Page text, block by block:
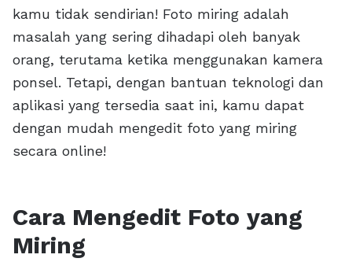
kamu tidak sendirian! Foto miring adalah
masalah yang sering dihadapi oleh banyak
orang, terutama ketika menggunakan kamera
ponsel. Tetapi, dengan bantuan teknologi dan
aplikasi yang tersedia saat ini, kamu dapat
dengan mudah mengedit foto yang miring
secara online!
Cara Mengedit Foto yang
Miring